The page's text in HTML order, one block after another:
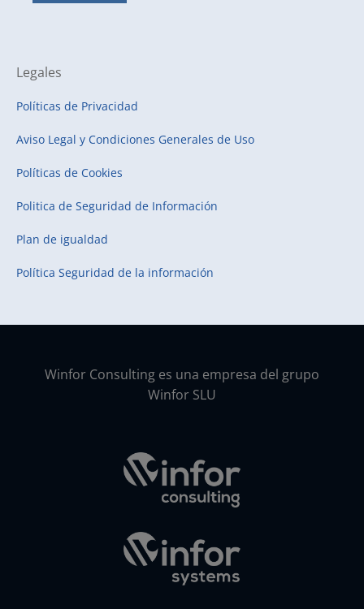
Legales
Políticas de Privacidad
Aviso Legal y Condiciones Generales de Uso
Políticas de Cookies
Politica de Seguridad de Información
Plan de igualdad
Política Seguridad de la información
Winfor Consulting es una empresa del grupo
Winfor SLU